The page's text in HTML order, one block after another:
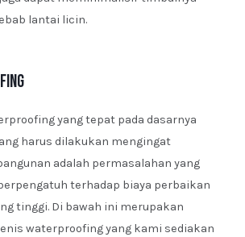
lantai licin.
yang tepat pada dasarnya
harus dilakukan mengingat
adalah permasalahan yang
terhadap biaya perbaikan
tinggi. Di bawah ini merupakan
waterproofing yang kami sediakan